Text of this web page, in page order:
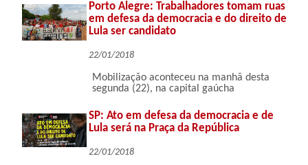
Porto Alegre: Trabalhadores tomam ruas
em defesa da democracia e do direito de
Lula ser candidato
22/01/2018
Mobilização aconteceu na manhã desta
segunda (22), na capital gaúcha
SP: Ato em defesa da democracia e de
Lula será na Praça da República
22/01/2018